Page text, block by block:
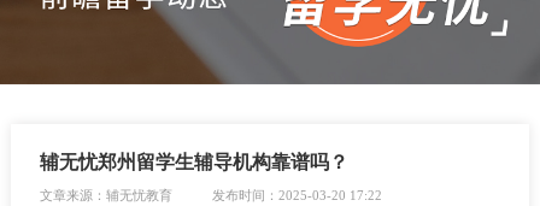
辅无忧郑州留学生辅导机构靠谱吗？
文章来源：辅无忧教育 发布时间：2025-03-20 17:22